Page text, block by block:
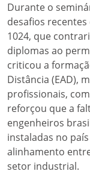
Durante o
desafios
1024, que
diplomas ao
criticou a
Distância (EAD),
profissionais,
reforçou que a
engenheiros
instaladas no
alinhamento
setor industrial.